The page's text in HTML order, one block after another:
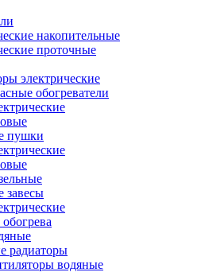
накопительные
проточные
электрические
обогреватели
пушки
завесы
обогрева
радиаторы
водяные